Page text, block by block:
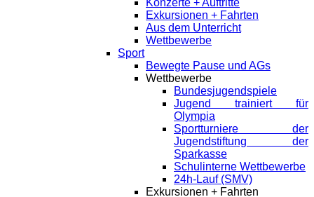
Konzerte + Auftritte
Exkursionen + Fahrten
Aus dem Unterricht
Wettbewerbe
Sport
Bewegte Pause und AGs
Wettbewerbe
Bundesjugendspiele
Jugend trainiert für
Olympia
Sportturniere der
Jugendstiftung der
Sparkasse
Schulinterne Wettbewerbe
24h-Lauf (SMV)
Exkursionen + Fahrten